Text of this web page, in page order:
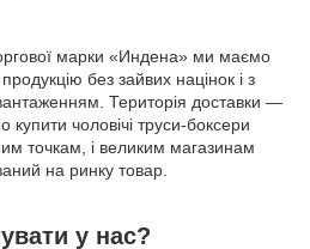
марки «Индена» ми маємо
без зайвих націнок і з
Територія доставки —
чоловічі труси-боксери
точкам, і великим магазинам
на ринку товар.
у нас?